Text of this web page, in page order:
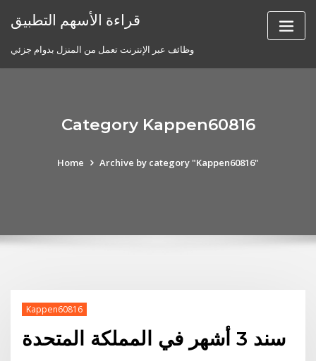
قراءة الأسهم التطبيق
وظائف عبر الإنترنت تعمل من المنزل بدوام جزئي
Category Kappen60816
Home Archive by category "Kappen60816"
Kappen60816
سند 3 أشهر في المملكة المتحدة